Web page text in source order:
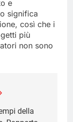
e
significa
così che i
più
non sono
della